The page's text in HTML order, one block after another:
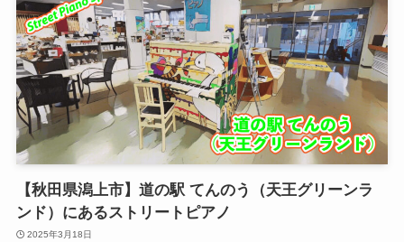
【秋田県潟上市】道の駅 てんのう（天王グリーンラ
ンド）にあるストリートピアノ
2025年3月18日